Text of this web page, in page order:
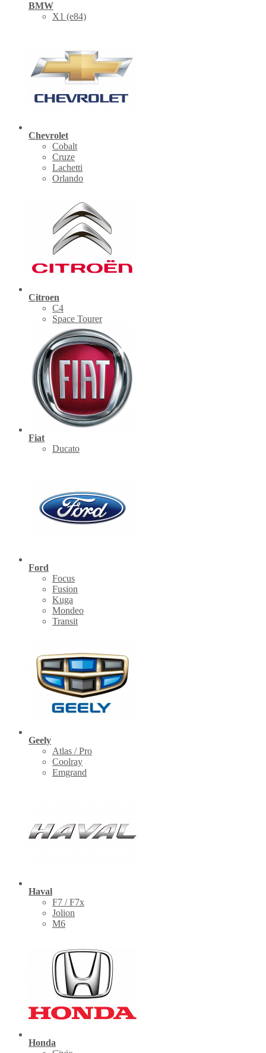
BMW
X1 (е84)
Chevrolet
Cobalt
Cruze
Lachetti
Orlando
Citroen
C4
Space Tourer
Fiat
Ducato
Ford
Focus
Fusion
Kuga
Mondeo
Transit
Geely
Atlas / Pro
Coolray
Emgrand
Haval
F7 / F7x
Jolion
M6
Honda